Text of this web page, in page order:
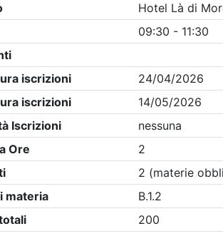
- Ordine:Udine - Eventi in programma
Precedente
Nessun risultato